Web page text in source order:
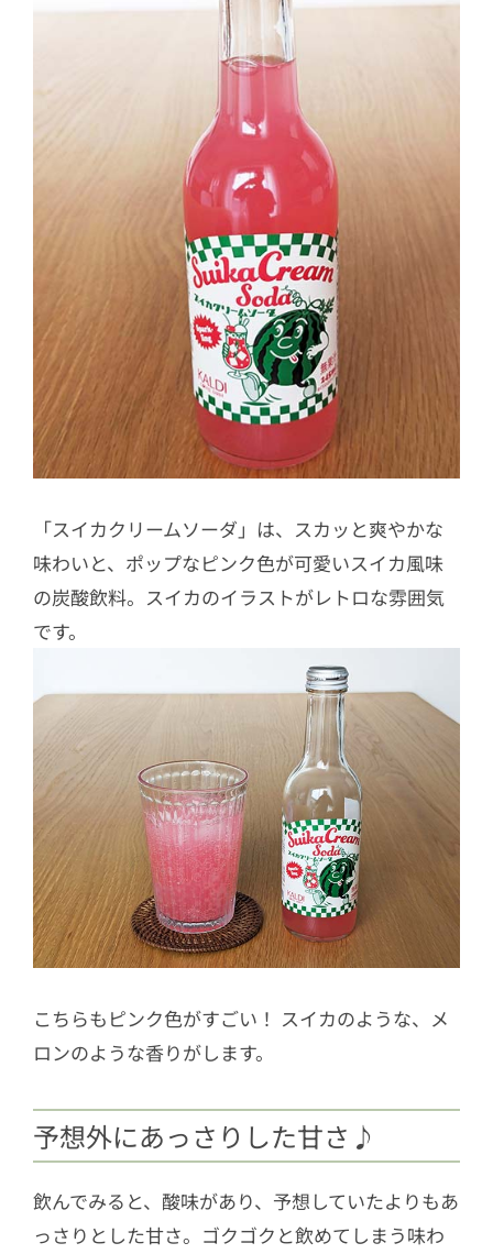
「スイカクリームソーダ」は、スカッと爽やかな
味わいと、ポップなピンク色が可愛いスイカ風味
の炭酸飲料。スイカのイラストがレトロな雰囲気
です。
こちらもピンク色がすごい！ スイカのような、メ
ロンのような香りがします。
予想外にあっさりした甘さ♪
飲んでみると、酸味があり、予想していたよりもあ
っさりとした甘さ。ゴクゴクと飲めてしまう味わ